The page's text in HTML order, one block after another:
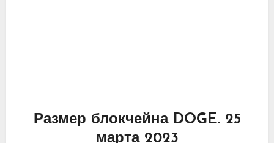
Размер блокчейна DOGE. 25
марта 2023